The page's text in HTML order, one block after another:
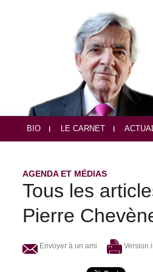
BIO LE CARNET
AGENDA ET MÉDIAS
Tous les
Pierre
Envoyer à un ami Version